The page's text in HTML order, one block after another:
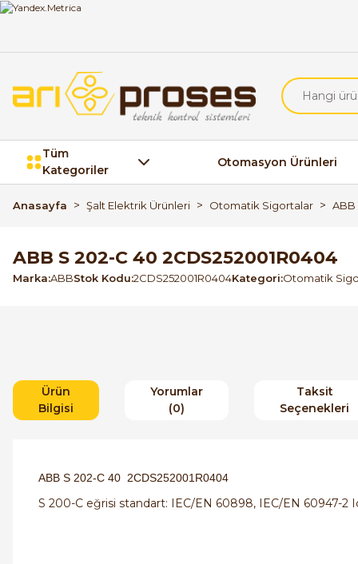
Tüm
Kategoriler
Otomasyon Ürünleri
Anasayfa Şalt Elektrik Ürünleri Otomatik Sigortalar ABB
ABB S 202-C 40 2CDS252001R0404
Marka ABBStok Kodu 2CDS252001R0404Kategori Otomatik
Ürün
Bilgisi
Yorumlar
(0)
Taksit
Seçenekleri
ABB S 202-C 40 2CDS252001R0404
S 200-C eğrisi standart: IEC/EN 60898, IEC/EN 60947-2